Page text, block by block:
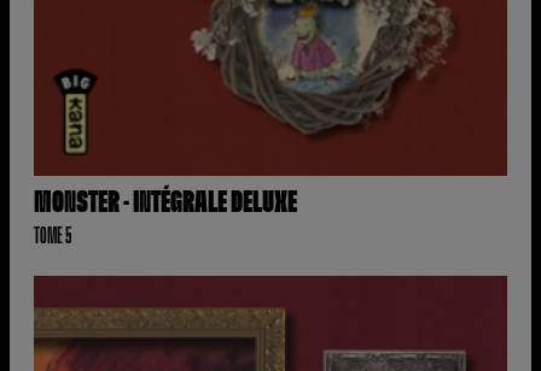
MONSTER - INTÉGRALE DELUXE
TOME 5